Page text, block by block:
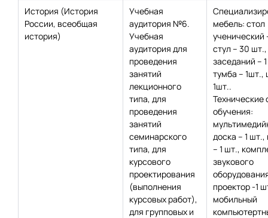
История (История
России, всеобщая
история)
Учебная
аудитория №6.
Учебная
аудитория для
проведения
занятий
лекционного
типа, для
проведения
занятий
семинарского
типа, для
курсового
проектирования
(выполнения
курсовых работ),
для групповых и
мебель: стол
ученический
стул – 30
заседаний –
тумба – 1шт.,
1шт..
Технические
обучения:
доска – 1 шт.,
– 1 шт.,
звукового
проектор -1
мобильный